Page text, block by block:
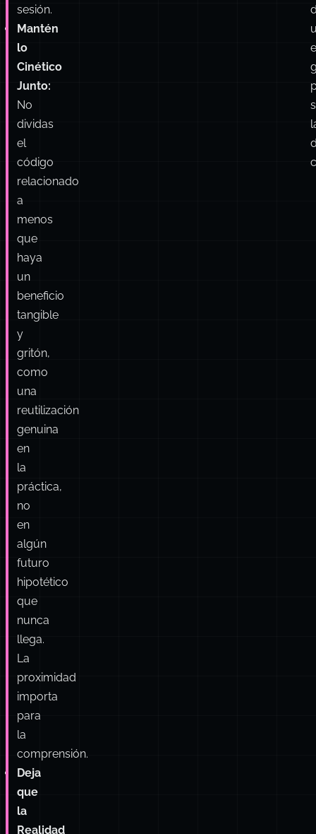
el
estado
de
inicio
de
sesión.
Mantén
lo
Cinético
Junto:
No
dividas
el
código
relacionado
a
menos
que
haya
un
beneficio
tangible
y
gritón,
como
una
reutilización
genuina
en
la
práctica,
no
en
algún
futuro
hipotético
que
nunca
llega.
La
proximidad
importa
para